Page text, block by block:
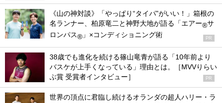
《山の神対談》「やっぱり“タイパ”がいい！」箱根の
名ランナー、柏原竜二と神野大地が語る「エアー®サ
ロンパス® 」×コンディショニング術 PR
38歳でも進化を続ける篠山竜青が語る「10年前より
バスケが上手くなっている」理由とは。［MVVりらい
ぶ賞 受賞者インタビュー］
PR
世界の頂点に君臨し続けるオランダの超人ハリー・ラ